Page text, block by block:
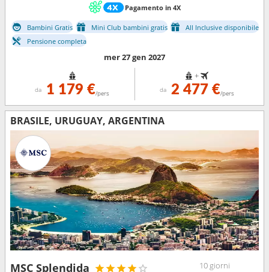
Pagamento in 4X
Bambini Gratis Mini Club bambini gratis
All Inclusive disponibile
Pensione completa
mer 27 gen 2027
da 1 179 €/pers
+
da 2 477 €/pers
BRASILE, URUGUAY, ARGENTINA
MSC Splendida
10 giorni